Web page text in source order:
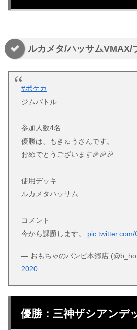
ルカメタ/ハッサムVMAX/
#ポケカ
ジムバトル
参加人数4名
優勝は、もきゅうさんです。
おめでとうございます🎉🎉🎉
使用デッキ
ルカメタハッサム
コメント
今から課題します。
— おもちゃのバンビ本郷店
2020
優勝：三神ザシアンデ